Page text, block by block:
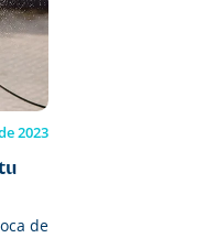
2023
de